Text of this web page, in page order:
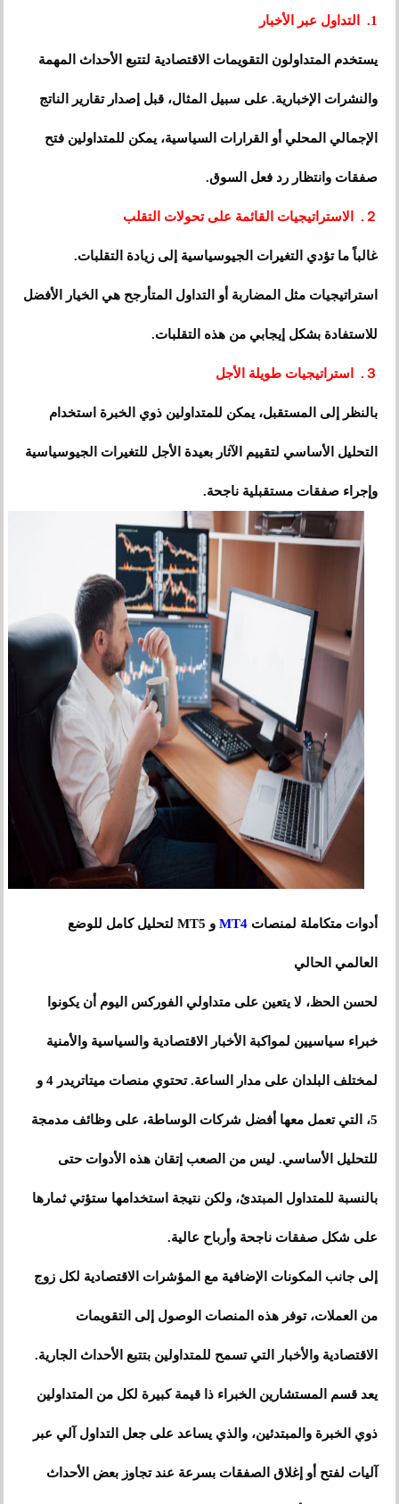
1. التداول عبر الأخبار
يستخدم المتداولون التقويمات الاقتصادية لتتبع الأحداث المهمة
والنشرات الإخبارية. على سبيل المثال، قبل إصدار تقارير الناتج
الإجمالي المحلي أو القرارات السياسية، يمكن للمتداولين فتح
صفقات وانتظار رد فعل السوق.
２. الاستراتيجيات القائمة على تحولات التقلب
غالباً ما تؤدي التغيرات الجيوسياسية إلى زيادة التقلبات.
استراتيجيات مثل المضاربة أو التداول المتأرجح هي الخيار الأفضل
للاستفادة بشكل إيجابي من هذه التقلبات.
３. استراتيجيات طويلة الأجل
بالنظر إلى المستقبل، يمكن للمتداولين ذوي الخبرة استخدام
التحليل الأساسي لتقييم الآثار بعيدة الأجل للتغيرات الجيوسياسية
وإجراء صفقات مستقبلية ناجحة.
أدوات متكاملة لمنصاتMT4 و MT5 لتحليل كامل للوضع
العالمي الحالي
لحسن الحظ، لا يتعين على متداولي الفوركس اليوم أن يكونوا
خبراء سياسيين لمواكبة الأخبار الاقتصادية والسياسية والأمنية
لمختلف البلدان على مدار الساعة. تحتوي منصات ميتاتريدر 4 و
5، التي تعمل معها أفضل شركات الوساطة، على وظائف مدمجة
للتحليل الأساسي. ليس من الصعب إتقان هذه الأدوات حتى
بالنسبة للمتداول المبتدئ، ولكن نتيجة استخدامها ستؤتي ثمارها
على شكل صفقات ناجحة وأرباح عالية.
إلى جانب المكونات الإضافية مع المؤشرات الاقتصادية لكل زوج
من العملات، توفر هذه المنصات الوصول إلى التقويمات
الاقتصادية والأخبار التي تسمح للمتداولين بتتبع الأحداث الجارية.
يعد قسم المستشارين الخبراء ذا قيمة كبيرة لكل من المتداولين
ذوي الخبرة والمبتدئين، والذي يساعد على جعل التداول آلي عبر
آليات لفتح أو إغلاق الصفقات بسرعة عند تجاوز بعض الأحداث